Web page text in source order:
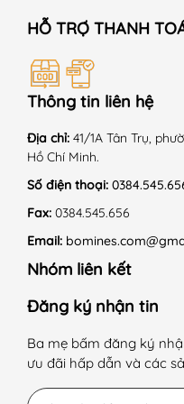
+ Là ở nhiệt độ trung
+ Không là lên chi tiết
#Bomines
#betrai #chobe
#dobochobegai
#bobetrai #bobegai
HỖ TRỢ THANH
Thông tin liên hệ
Địa chỉ: 41/1A Tân Trụ,
Hồ Chí Minh.
Số điện thoại:
Fax: 0384.545.656
Email:
Nhóm liên kết
Đăng ký nhận tin
Ba mẹ bấm đăng ký
ưu đãi hấp dẫn và các